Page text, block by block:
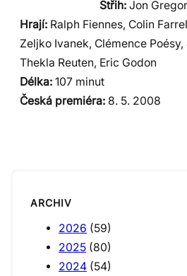
Střih: Jon
Hrají: Ralph Fiennes, Colin
Zeljko Ivanek, Clémence Poésy,
Thekla Reuten, Eric Godon
Délka: 107 minut
Česká premiéra: 8. 5. 2008
ARCHIV
2026 (59)
2025 (80)
2024 (54)